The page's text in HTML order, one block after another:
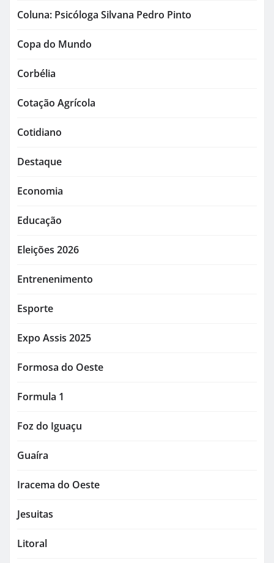
Coluna: Psicóloga Silvana Pedro Pinto
Copa do Mundo
Corbélia
Cotação Agrícola
Cotidiano
Destaque
Economia
Educação
Eleições 2026
Entrenenimento
Esporte
Expo Assis 2025
Formosa do Oeste
Formula 1
Foz do Iguaçu
Guaíra
Iracema do Oeste
Jesuitas
Litoral